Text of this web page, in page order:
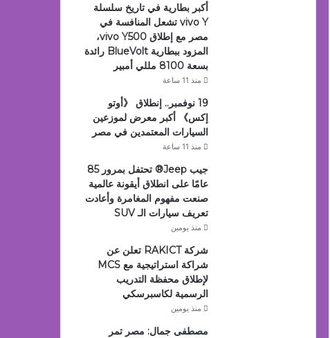
أكبر بطارية في تاريخ سلسلة
vivo Y تشعل المنافسة في
مصر مع إطلاق vivo Y500،
المزود ببطارية BlueVolt رائدة
بسعة 8100 مللي أمبير
منذ 11 ساعة
19 نوفمبر.. إنطلاق 《أوتو
إكس》 أكبر معرض لموزعين
السيارات المعتمدين في مصر
منذ 11 ساعة
جيب Jeep®️ تحتفل بمرور 85
عامًا على انطلاق أيقونة عالمية
صنعت مفهوم المغامرة وأعادت
تعريف سيارات الـ SUV
منذ يومين
شركة RAKICT تعلن عن
شراكة استراتيجية مع MCS
لإطلاق محفظة التدريب
الرسمية لكاسبرسكي
منذ يومين
مصطفى جمال: مصر تمر